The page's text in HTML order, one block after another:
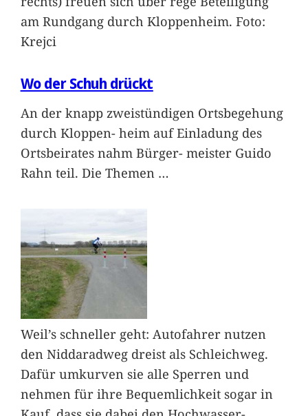
am Rundgang durch Kloppenheim. Foto:
Krejci
Wo der Schuh drückt
An der knapp zweistündigen Ortsbegehung
durch Kloppen- heim auf Einladung des
Ortsbeirates nahm Bürger- meister Guido
Rahn teil. Die Themen …
Weil’s schneller geht: Autofahrer nutzen
den Niddaradweg dreist als Schleichweg.
Dafür umkurven sie alle Sperren und
nehmen für ihre Bequemlichkeit sogar in